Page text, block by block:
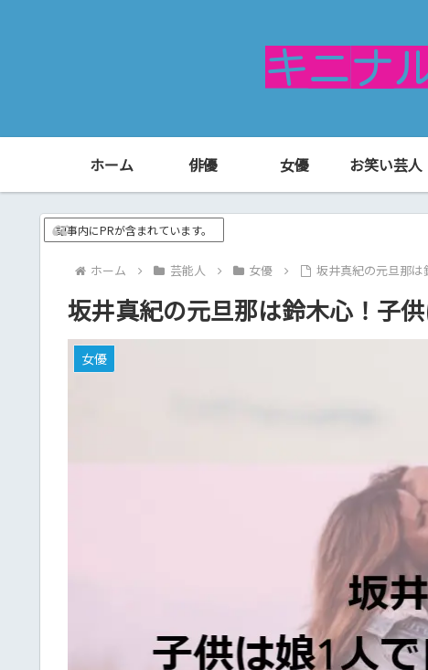
ホーム 俳優 女優 お笑い芸人
記事内にPRが含まれています。
ホーム 芸能人 女優 坂井真紀の元旦那は
坂井真紀の元旦那は鈴木心！子
女優